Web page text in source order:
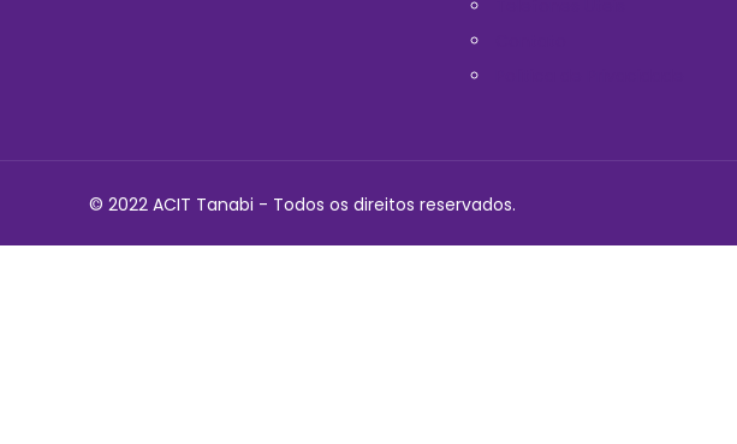
© 2022 ACIT Tanabi - Todos os direitos reservados.